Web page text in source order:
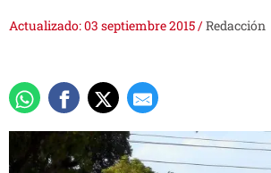
Actualizado: 03 septiembre 2015/Redacción